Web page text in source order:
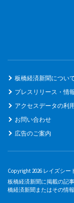
板橋経済新聞につい
プレスリリース・情
アクセスデータの利
お問い合わせ
広告のご案内
Copyright 2026 レイズシー
板橋経済新聞に掲載の記
橋経済新聞またはその情